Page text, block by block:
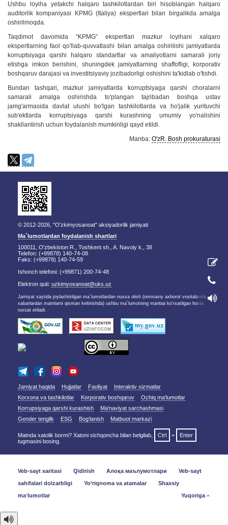
Ushbu loyiha yetakchi halqaro tashkilotlardan biri hisoblangan halqaro
auditorlik kompaniyasi KPMG (Italiya) ekspertlari bilan birgalikda amalga
oshirilmoqda.
Taqdimot davomida “KPMG” ekspertlari mazkur loyihani xalqaro
ekspertlarning faol qo'llab-quvvatlashi bilan amalga oshirilishi jamiyatlarda
korruptsiyaga qarshi halqaro standartlar va amaliyotlarni samarali joriy
etishga imkon berishini, shuningdek jamiyatlarning shaffofligi, korporativ
boshqaruv darajasi va investitsiyaviy jozibadorligi oshishini ta'kidlab o'tishdi.
Bundan tashqari, mazkur jamiyatlarda korruptsiyaga qarshi choralarni
samarali amalga oshirishda to'plangan tajribadan boshqa ustav
jamg'armasida davlat ulushi bo'lgan tashkilotlarda va ho'jalik yurituvchi
sub'ektlarda korruptsiyaga qarshi kurashning umumiy yo'nalishini
shakllantirish uchun foydalanish mumkinligi qayd etildi.
Manba: O'zR. Bosh prokuraturasi
© 2012-2026, "O'zkimyosanoat" aksiyadorlik jamiyati
Ma`lumotlardan foydalanish shartlari
100011, O'zbekiston R., Toshkent sh., A. Navoiy k., 38
Telefon: (+99878) 140-74-08
Faks: (+99878) 140-74-59
Ishonch telefoni: (+99871) 200-74-48
Elektron quti: uzkimyosanoat@uks.uz
Jamiyat saytida joylashtirilgan ma`lumotlardan nusxa olish (ommaviy axborot vositalarida
xabarlardan matnlarni qisman keltirishda) ushbu ma`lumotning manbai ko'rsatilgan holda
ruxsat etiladi.
Jamiyat haqida Hujjatlar Faoliyat
Interaktiv xizmatlar
Korxona va tashkilotlar
Korporativ boshqaruv
Ochiq ma'lumotlar
Korrupsiyaga qarshi kurashish
Ma'naviyat sarchashmasi
Gender tenglik
ESG Bog‘lanish Matbuot markazi
Matnda xatolik bormi? Xatoni sichqoncha bilan belgilab, Ctrl +
Enter
tugmasini bosing.
Veb-sayt xaritasi Qidirish Алоқа маълумотлари
Veb-sayt
sahifalari dolzarbligi
Yo‘riqnoma va atamalar
Shaxsiy
maʼlumotlar
Yuqoriga